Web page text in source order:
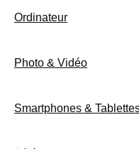
Ordinateur
Photo & Vidéo
Smartphones &